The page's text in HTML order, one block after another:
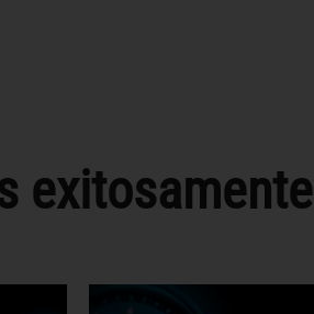
exitosamente